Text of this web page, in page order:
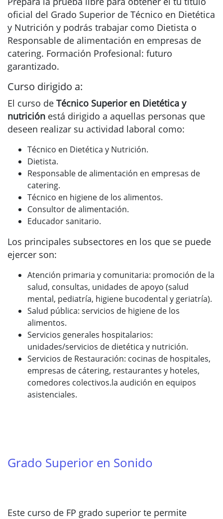
oficial del Grado Superior de Técnico en Dietética
y Nutrición y podrás trabajar como Dietista o
Responsable de alimentación en empresas de
catering. Formación Profesional: futuro
garantizado.
Curso dirigido a:
El curso de Técnico Superior en Dietética y
nutrición está dirigido a aquellas personas que
deseen realizar su actividad laboral como:
Técnico en Dietética y Nutrición.
Dietista.
Responsable de alimentación en empresas de
catering.
Técnico en higiene de los alimentos.
Consultor de alimentación.
Educador sanitario.
Los principales subsectores en los que se puede
ejercer son:
Atención primaria y comunitaria: promoción de la
salud, consultas, unidades de apoyo (salud
mental, pediatría, higiene bucodental y geriatría).
Salud pública: servicios de higiene de los
alimentos.
Servicios generales hospitalarios:
unidades/servicios de dietética y nutrición.
Servicios de Restauración: cocinas de hospitales,
empresas de cátering, restaurantes y hoteles,
comedores colectivos.la audición en equipos
asistenciales.
Grado Superior en Sonido
Este curso de FP grado superior te permite